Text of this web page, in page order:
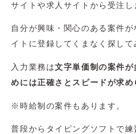
サイトや求人サイトから受注し
自分が興味・関心のある案件が
イトに登録してくまなく探して
入力業務は文字単価制の案件が
めには正確さとスピードが求め
※時給制の案件もあります。
普段からタイピングソフトで